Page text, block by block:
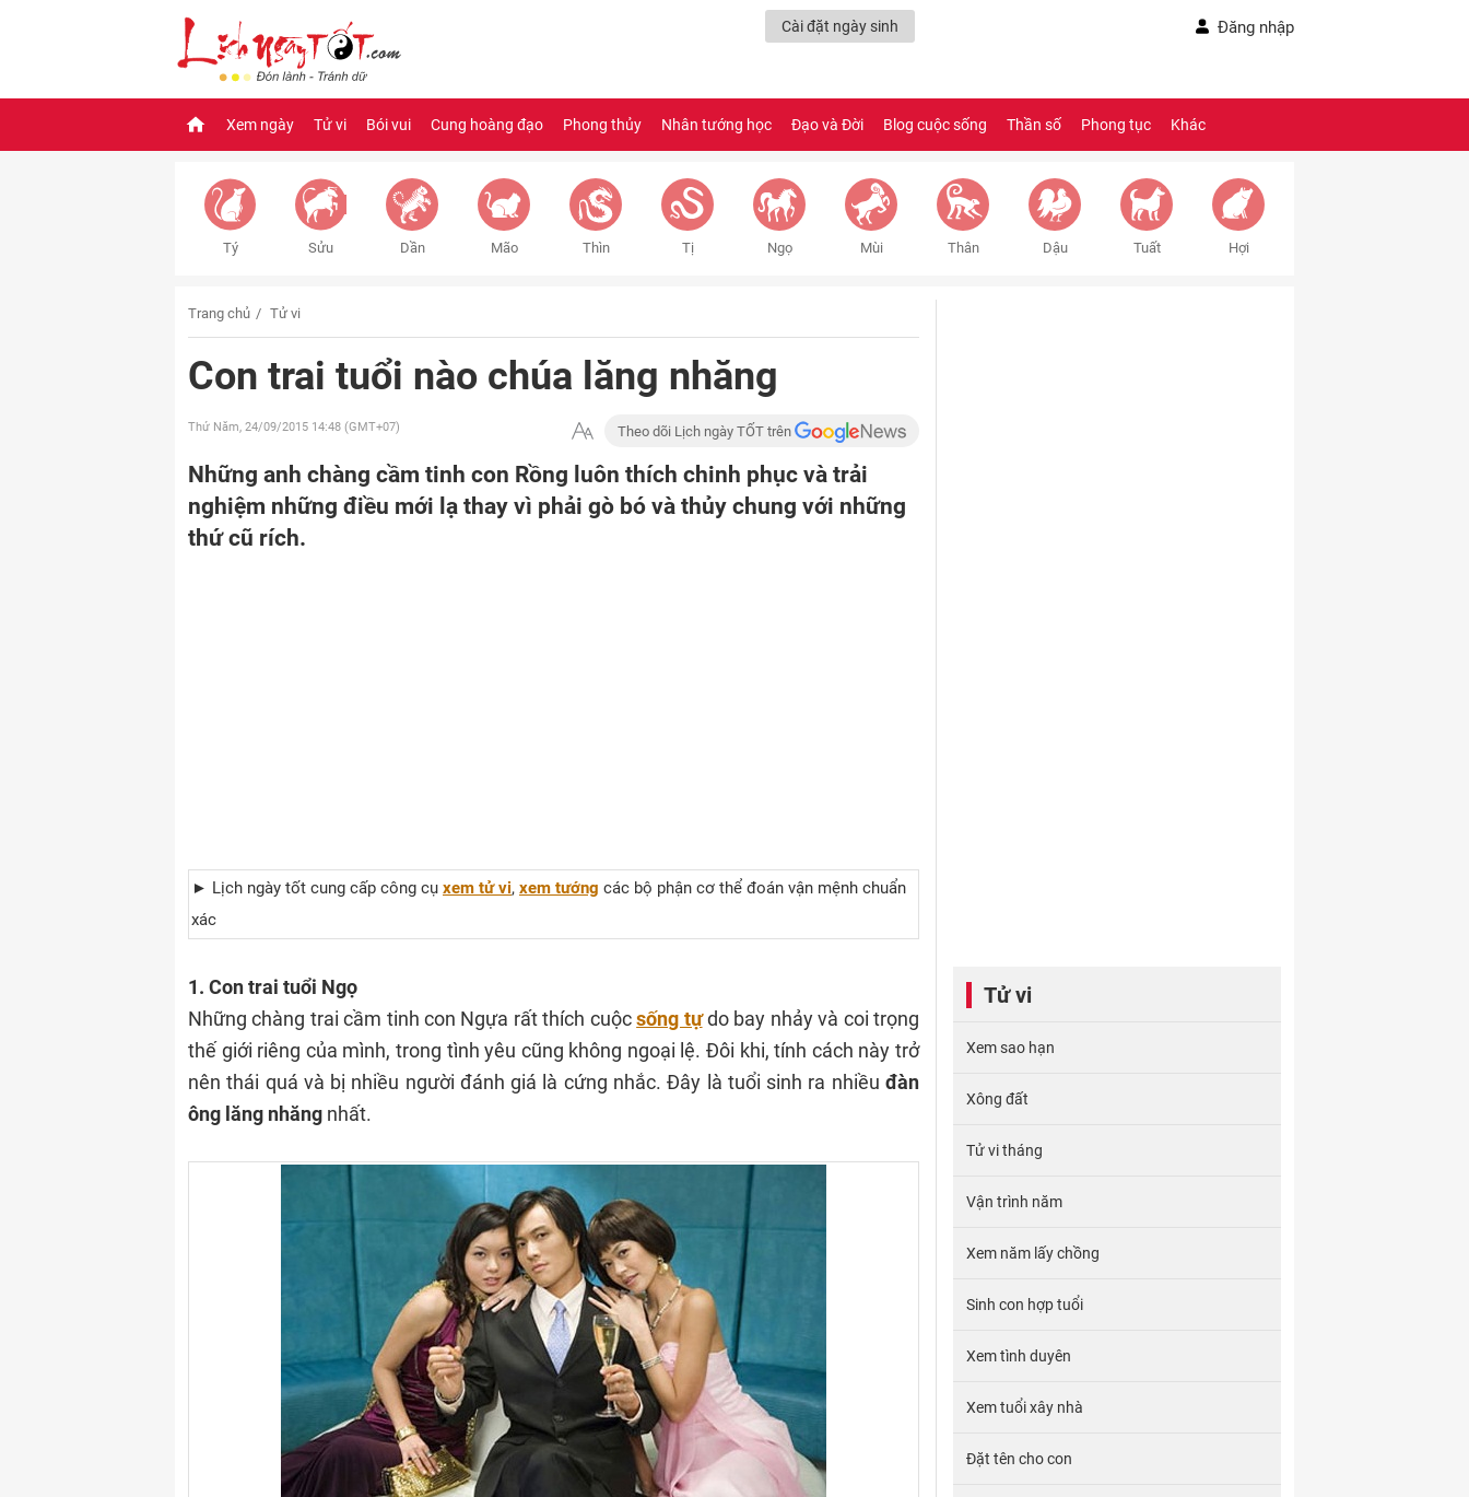
Cài đặt ngày sinh Đăng nhập
Xem ngày Tử vi Bói vui Cung hoàng đạo Phong thủy Nhân tướng học Đạo và Đời Blog cuộc sống Thần số Phong tục Khác
Tý Sửu Dần Mão Thìn Tị Ngọ Mùi Thân Dậu Tuất Hợi
Trang chủ Tử vi
Con trai tuổi nào chúa lăng nhăng
Thứ Năm, 24/09/2015 14:48 (GMT+07) Theo dõi Lịch ngày TỐT trên
Những anh chàng cầm tinh con Rồng luôn thích chinh phục và trải
nghiệm những điều mới lạ thay vì phải gò bó và thủy chung với những
thứ cũ rích.
► Lịch ngày tốt cung cấp công cụ xem tử vi, xem tướng các bộ phận cơ thể đoán vận mệnh chuẩn
xác
1. Con trai tuổi Ngọ
Những chàng trai cầm tinh con Ngựa rất thích cuộcsống tựdo bay nhảy và coi trọng
thế giới riêng của mình, trong tình yêu cũng không ngoại lệ. Đôi khi, tính cách này trở
nên thái quá và bị nhiều người đánh giá là cứng nhắc. Đây là tuổi sinh ra nhiều đàn
ông lăng nhăng nhất.
Tử vi
Xem sao hạn
Xông đất
Tử vi tháng
Vận trình năm
Xem năm lấy chồng
Sinh con hợp tuổi
Xem tình duyên
Xem tuổi xây nhà
Đặt tên cho con